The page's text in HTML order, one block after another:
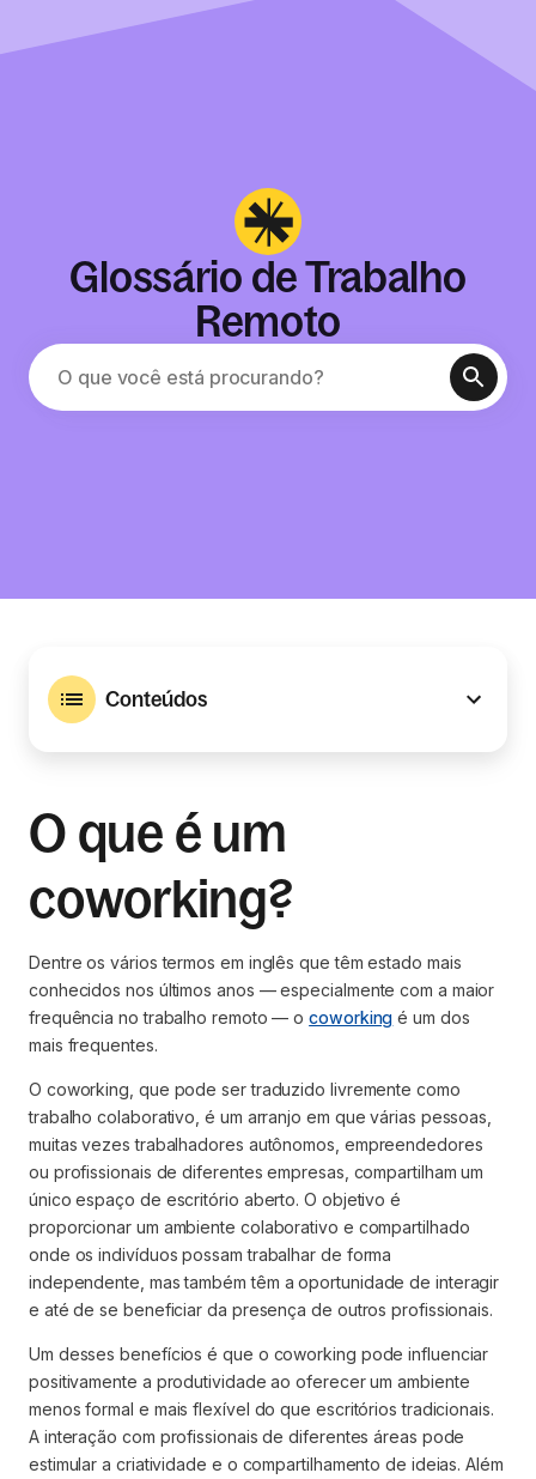
Glossário de Trabalho
Remoto
Conteúdos
O que é um
coworking?
Dentre os vários termos em inglês que têm estado mais
conhecidos nos últimos anos — especialmente com a maior
frequência no trabalho remoto — ocoworking é um dos
mais frequentes.
O coworking, que pode ser traduzido livremente como
trabalho colaborativo, é um arranjo em que várias pessoas,
muitas vezes trabalhadores autônomos, empreendedores
ou profissionais de diferentes empresas, compartilham um
único espaço de escritório aberto. O objetivo é
proporcionar um ambiente colaborativo e compartilhado
onde os indivíduos possam trabalhar de forma
independente, mas também têm a oportunidade de interagir
e até de se beneficiar da presença de outros profissionais.
Um desses benefícios é que o coworking pode influenciar
positivamente a produtividade ao oferecer um ambiente
menos formal e mais flexível do que escritórios tradicionais.
A interação com profissionais de diferentes áreas pode
estimular a criatividade e o compartilhamento de ideias. Além